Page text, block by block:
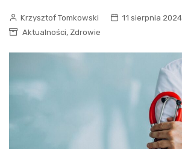
Krzysztof Tomkowski
11 sierpnia 2024
Aktualności, Zdrowie